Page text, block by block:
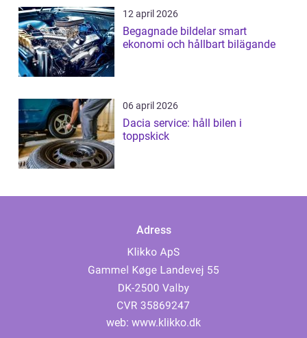
12 april 2026
Begagnade bildelar smart
ekonomi och hållbart bilägande
06 april 2026
Dacia service: håll bilen i
toppskick
Adress
web: www.klikko.dk